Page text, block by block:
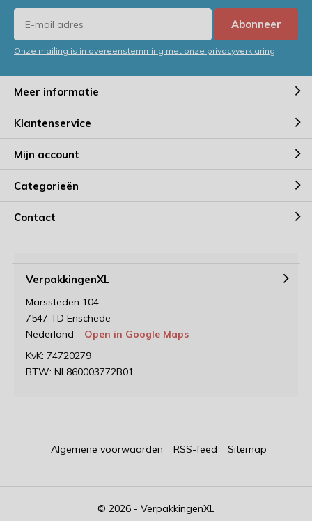
Abonneer
Onze mailing is in overeenstemming met onze privacyverklaring
Meer informatie
Klantenservice
Mijn account
Categorieën
Contact
VerpakkingenXL
Marssteden 104
7547 TD Enschede
Nederland
Open in Google Maps
KvK: 74720279
BTW: NL860003772B01
© 2026 - VerpakkingenXL
Algemene voorwaarden RSS-feed Sitemap